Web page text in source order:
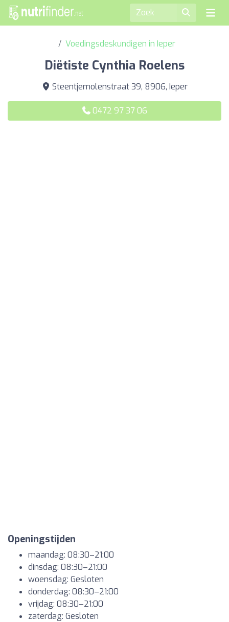
Voedingsdeskundigen in Ieper
Diëtiste Cynthia Roelens
Steentjemolenstraat 39, 8906, Ieper
0472 97 37 06
Openingstijden
maandag: 08:30–21:00
dinsdag: 08:30–21:00
woensdag: Gesloten
donderdag: 08:30–21:00
vrijdag: 08:30–21:00
zaterdag: Gesloten